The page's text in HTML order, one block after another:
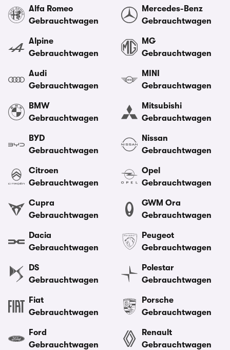
Alfa Romeo
Gebrauchtwagen
Alpine
Gebrauchtwagen
Audi
Gebrauchtwagen
BMW
Gebrauchtwagen
BYD
Gebrauchtwagen
Citroen
Gebrauchtwagen
Cupra
Gebrauchtwagen
Dacia
Gebrauchtwagen
DS
Gebrauchtwagen
Fiat
Gebrauchtwagen
Ford
Gebrauchtwagen
Mercedes-Benz
Gebrauchtwagen
MG
Gebrauchtwagen
MINI
Gebrauchtwagen
Mitsubishi
Gebrauchtwagen
Nissan
Gebrauchtwagen
Opel
Gebrauchtwagen
GWM Ora
Gebrauchtwagen
Peugeot
Gebrauchtwagen
Polestar
Gebrauchtwagen
Porsche
Gebrauchtwagen
Renault
Gebrauchtwagen